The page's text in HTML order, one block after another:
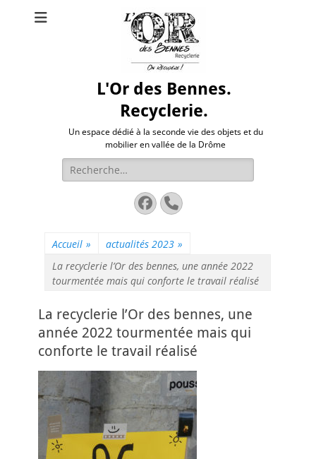
L'Or des Bennes.
Recyclerie.
Un espace dédié à la seconde vie des objets et du
mobilier en vallée de la Drôme
Rechercher :
Facebook
Tél
Accueil » actualités 2023 »
La recyclerie l’Or des bennes, une année 2022
tourmentée mais qui conforte le travail réalisé
La recyclerie l’Or des bennes, une
année 2022 tourmentée mais qui
conforte le travail réalisé